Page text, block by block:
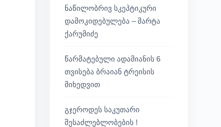
ნაწილობრივ სკეპტიკური
დამოკიდებულება – მარტა
ქარუმიძე
წარმატებული ადამიანის 6
თვისება ბრაიან ტრეისის
მიხედვით
გჯეროდეს საკუთარი
შესაძლებლობების !